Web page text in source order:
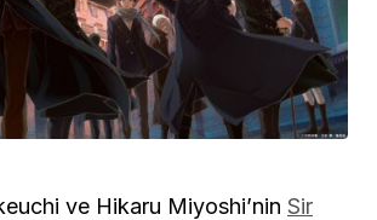
ve Hikaru Miyoshi’nin Sir